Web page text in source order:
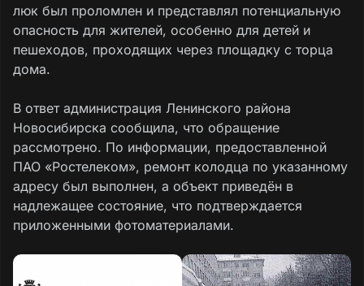
люк был проломлен и представлял потенциальную
опасность для жителей, особенно для детей и
пешеходов, проходящих через площадку с торца
дома.
В ответ администрация Ленинского района
Новосибирска сообщила, что обращение
рассмотрено. По информации, предоставленной
ПАО «Ростелеком», ремонт колодца по указанному
адресу был выполнен, а объект приведён в
надлежащее состояние, что подтверждается
приложенными фотоматериалами.